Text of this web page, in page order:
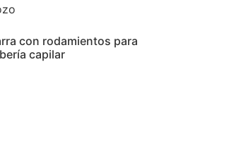
con rodamientos para
capilar